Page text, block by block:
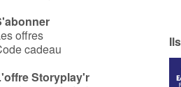
offres
cadeau
Storyplay'r